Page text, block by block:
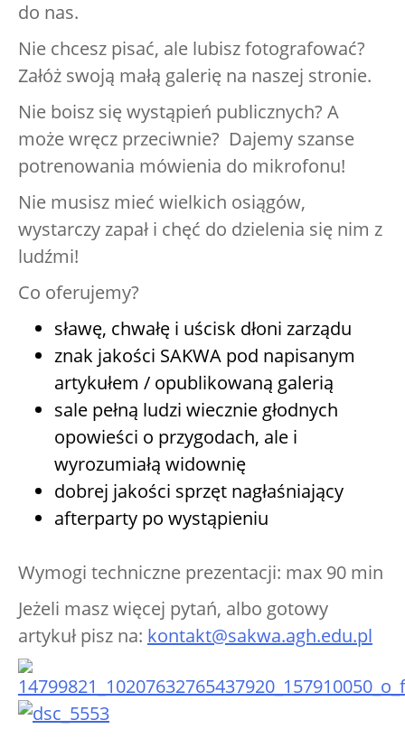
do nas.
Nie chcesz pisać, ale lubisz fotografować?
Załóż swoją małą galerię na naszej stronie.
Nie boisz się wystąpień publicznych? A
może wręcz przeciwnie? Dajemy szanse
potrenowania mówienia do mikrofonu!
Nie musisz mieć wielkich osiągów,
wystarczy zapał i chęć do dzielenia się nim z
ludźmi!
Co oferujemy?
sławę, chwałę i uścisk dłoni zarządu
znak jakości SAKWA pod napisanym
artykułem / opublikowaną galerią
sale pełną ludzi wiecznie głodnych
opowieści o przygodach, ale i
wyrozumiałą widownię
dobrej jakości sprzęt nagłaśniający
afterparty po wystąpieniu
Wymogi techniczne prezentacji: max 90 min
Jeżeli masz więcej pytań, albo gotowy
artykuł pisz na: kontakt@sakwa.agh.edu.pl